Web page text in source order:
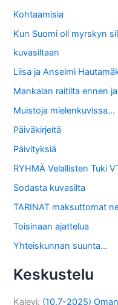
Kohtaamisia
Kun Suomi oli myrskyn
kuvasiltaan
Liisa ja Anselmi
Mankalan raitilta ennen
Muistoja mielenkuvissa…
Päiväkirjeitä
Päivityksiä
RYHMÄ Velallisten Tuki
Sodasta kuvasilta
TARINAT maksuttomat
Toisinaan ajattelua
Yhteiskunnan suunta…
Keskustelu
Kalevi: (10.7-2025)